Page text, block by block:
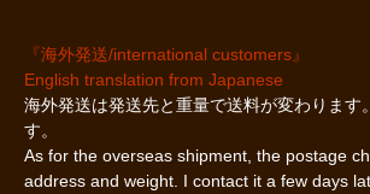
『海外発送/international customers』
English translation from Japanese
海外発送は発送先と重量で送料が変わります
す。
As for the overseas shipment, the postage
address and weight. I contact it a few days